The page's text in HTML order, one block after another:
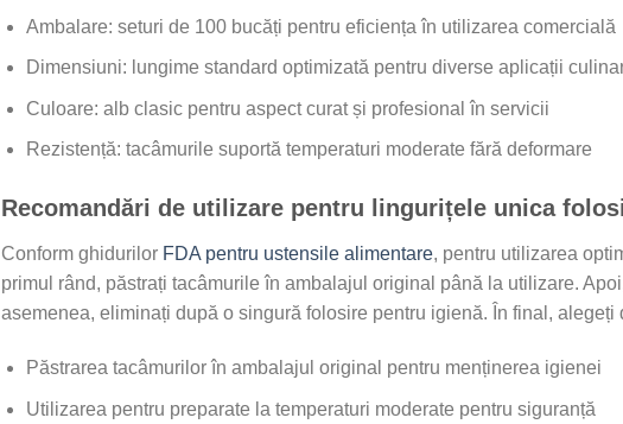
Ambalare: seturi de 100 bucăți pentru eficiența în utilizarea comercială
Dimensiuni: lungime standard optimizată pentru diverse aplicații
Culoare: alb clasic pentru aspect curat și profesional în servicii
Rezistență: tacâmurile suportă temperaturi moderate fără deformare
Recomandări de utilizare pentru lingurițele unica
Conform ghidurilor FDA pentru ustensile alimentare, pentru utilizarea
primul rând, păstrați tacâmurile în ambalajul original până la utilizare.
asemenea, eliminați după o singură folosire pentru igienă. În final,
Păstrarea tacâmurilor în ambalajul original pentru menținerea igienei
Utilizarea pentru preparate la temperaturi moderate pentru siguranță